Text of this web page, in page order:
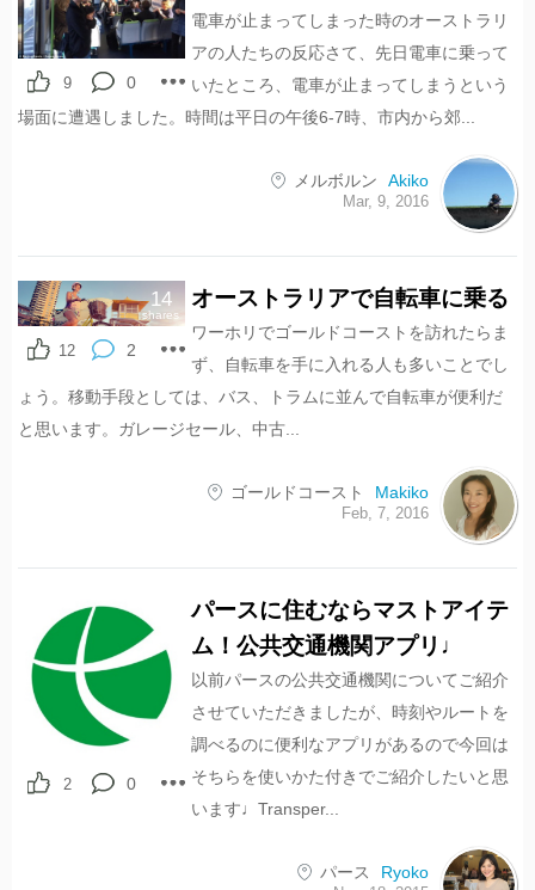
0
9
電車が止まってしまった時のオーストラリ
アの人たちの反応さて、先日電車に乗って
いたところ、電車が止まってしまうという
場面に遭遇しました。時間は平日の午後6-7時、市内から郊...
メルボルン Akiko
Mar, 9, 2016
14
shares
2
12
オーストラリアで自転車に乗る
ワーホリでゴールドコーストを訪れたらま
ず、自転車を手に入れる人も多いことでし
ょう。移動手段としては、バス、トラムに並んで自転車が便利だ
と思います。ガレージセール、中古...
ゴールドコースト Makiko
Feb, 7, 2016
0
2
パースに住むならマストアイテ
ム！公共交通機関アプリ♩
以前パースの公共交通機関についてご紹介
させていただきましたが、時刻やルートを
調べるのに便利なアプリがあるので今回は
そちらを使いかた付きでご紹介したいと思
います♩Transper...
パース Ryoko